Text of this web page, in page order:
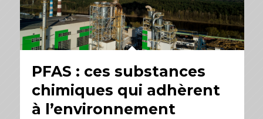
PFAS : ces substances
chimiques qui adhèrent
à l’environnement